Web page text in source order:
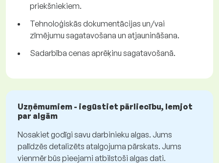
priekšniekiem.
Tehnoloģiskās dokumentācijas un/vai
zīmējumu sagatavošana un atjaunināšana.
Sadarbība cenas aprēķinu sagatavošanā.
Uzņēmumiem - iegūstiet pārliecību, lemjot
par algām
Nosakiet godīgi savu darbinieku algas. Jums
palīdzēs detalizēts atalgojuma pārskats. Jums
vienmēr būs pieejami atbilstoši algas dati.